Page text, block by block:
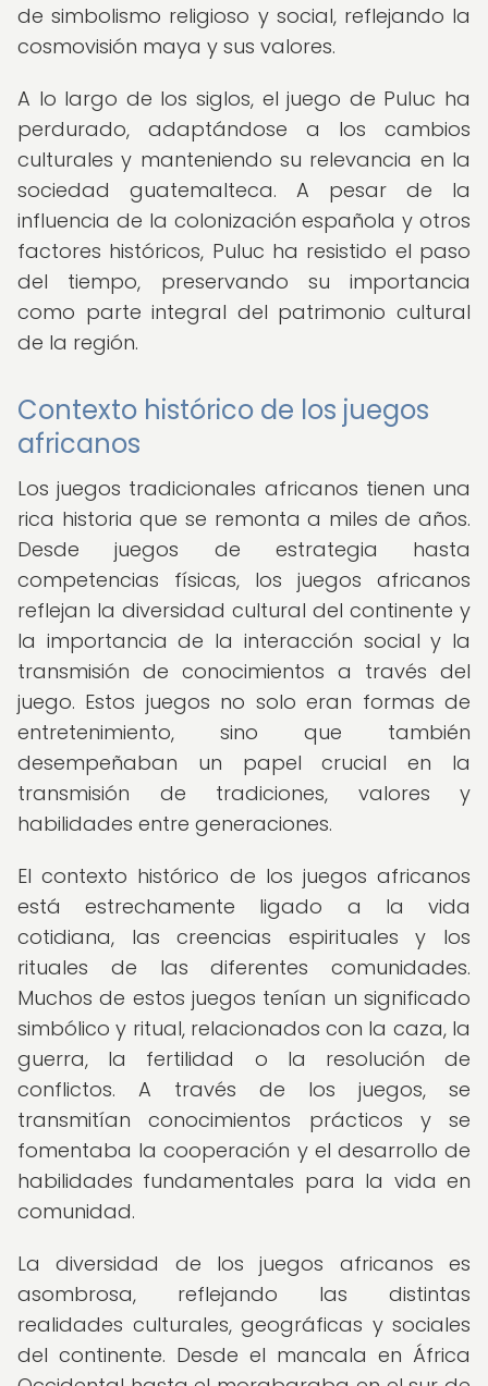
de simbolismo religioso y social, reflejando la
cosmovisión maya y sus valores.
A lo largo de los siglos, el juego de Puluc ha
perdurado, adaptándose a los cambios
culturales y manteniendo su relevancia en la
sociedad guatemalteca. A pesar de la
influencia de la colonización española y otros
factores históricos, Puluc ha resistido el paso
del tiempo, preservando su importancia
como parte integral del patrimonio cultural
de la región.
Contexto histórico de los juegos
africanos
Los juegos tradicionales africanos tienen una
rica historia que se remonta a miles de años.
Desde juegos de estrategia hasta
competencias físicas, los juegos africanos
reflejan la diversidad cultural del continente y
la importancia de la interacción social y la
transmisión de conocimientos a través del
juego. Estos juegos no solo eran formas de
entretenimiento, sino que también
desempeñaban un papel crucial en la
transmisión de tradiciones, valores y
habilidades entre generaciones.
El contexto histórico de los juegos africanos
está estrechamente ligado a la vida
cotidiana, las creencias espirituales y los
rituales de las diferentes comunidades.
Muchos de estos juegos tenían un significado
simbólico y ritual, relacionados con la caza, la
guerra, la fertilidad o la resolución de
conflictos. A través de los juegos, se
transmitían conocimientos prácticos y se
fomentaba la cooperación y el desarrollo de
habilidades fundamentales para la vida en
comunidad.
La diversidad de los juegos africanos es
asombrosa, reflejando las distintas
realidades culturales, geográficas y sociales
del continente. Desde el mancala en África